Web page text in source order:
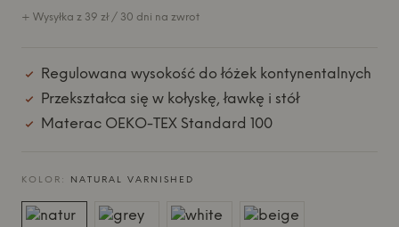
+ Wysyłka z 39 zł / 30 dni na zwrot
Regulowana wysokość do łóżek kontynentalnych
Przekształca się w kołyskę, ławkę i stół
Materac OEKO-TEX Standard 100
KOLOR: NATURAL VARNISHED